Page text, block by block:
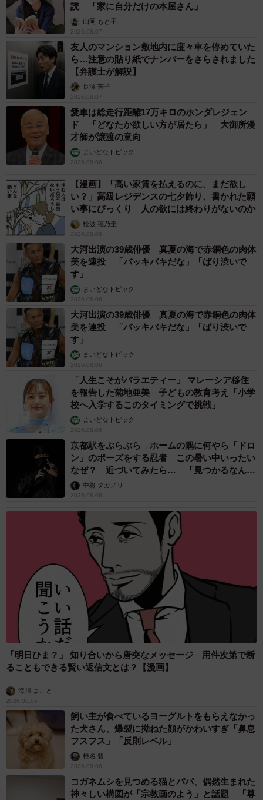
読 「家に自分だけの本屋さん」
山岡 もと子
2026.08.07
友人のマンション敷地内に度々車を停めていた
ら…注意の貼り紙でナンバーをさらされました
【弁護士が解説】
長澤 芳子
2026.08.07
愛車は総走行距離17万キロのホンダレジェン
ド 「どなたか欲しい方が居たら」 大御所漫
才師が譲渡の意向
まいどなトピック
2026.08.06
【漫画】「高い家賃を払えるのに、まだ欲し
い？」高級レジデンスの七夕飾り、書かれた願
い事にびっくり 人の欲には終わりがないのか
松波 穂乃圭
2026.08.06
大河出演の39歳俳優 真夏の海で赤銅色の肉体
美を連投 「バッキバキだな」「ばり渋いで
す」
まいどなトピック
2026.08.06
大河出演の39歳俳優 真夏の海で赤銅色の肉体
美を連投 「バッキバキだな」「ばり渋いで
す」
まいどなトピック
2026.08.06
「人生こそがバラエティー」 マレーシア移住
を報告した菊地亜美 子どもの教育考え「小学
校へ入学するこのタイミングで挑戦」
まいどなトピック
2026.08.06
京都駅をぶらぶら→ホームの隅に何やら「ドロ
ン」のポーズをする忍者 この暑い中いったい
なぜ？ 近づいてみたら… 「見つかるなんて
未熟」中将 タカノリ
2026.08.06
「明日ひま？」 知り合いから唐突なメッセージ 用件次第で断
ることもできる賢い返信文とは？【漫画】
海川 まこと
2026.08.06
飼い主が食べているヨーグルトをもらえなかっ
た犬さん、爆裂に拗ねた顔がかわいすぎ「鼻息
フスフス」「反則レベル」
椎名 碧
2026.08.06
コガネムシを見つめる猫とパパ、偶然生まれた
神々しい構図が「宗教画のよう」と話題 「尊